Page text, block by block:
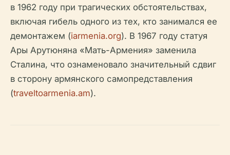
в 1962 году при трагических обстоятельствах,
включая гибель одного из тех, кто занимался ее
демонтажем (iarmenia.org). В 1967 году статуя
Ары Арутюняна «Мать-Армения» заменила
Сталина, что ознаменовало значительный сдвиг
в сторону армянского самопредставления
(traveltoarmenia.am).